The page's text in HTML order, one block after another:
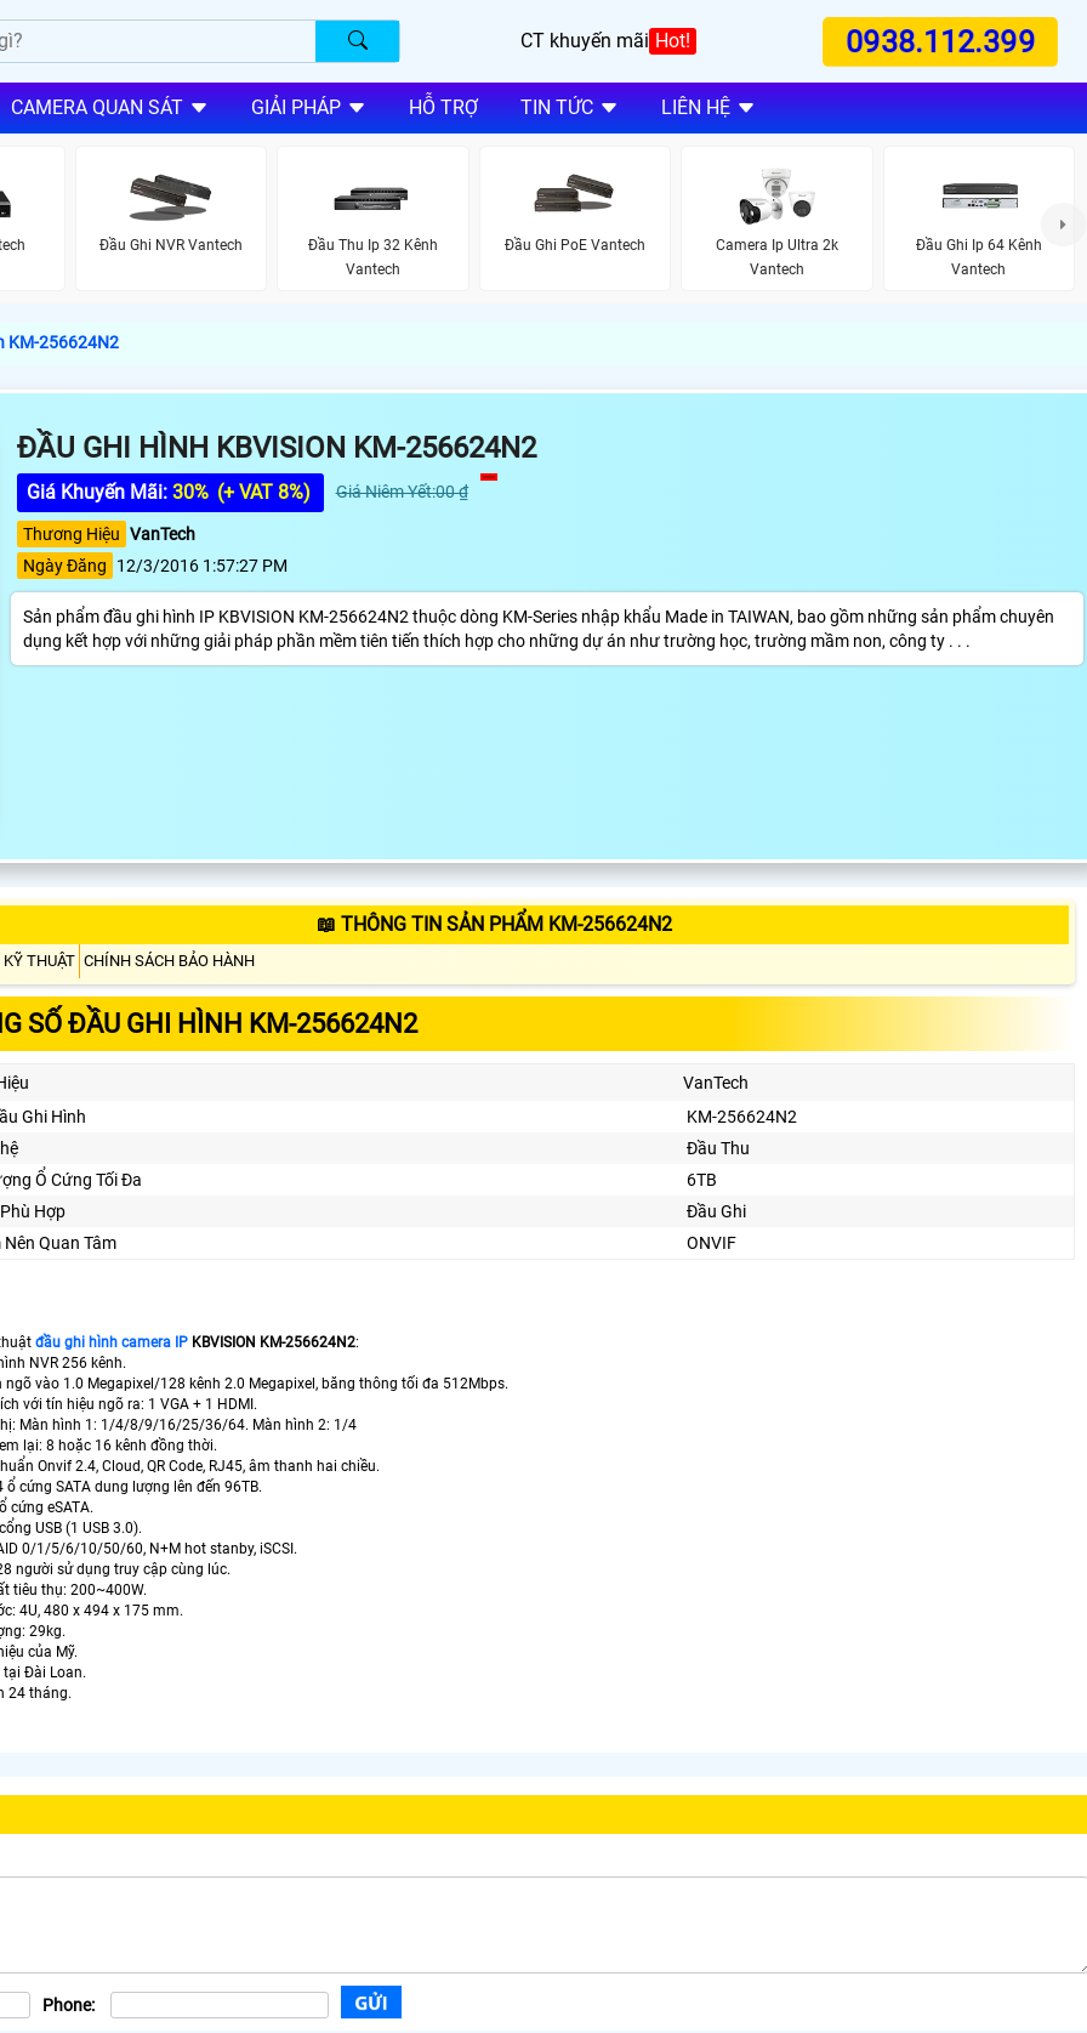
CT khuyến mãi Hot! 0938.112.399
CAMERA QUAN SÁT GIẢI PHÁP HỖ TRỢ TIN TỨC LIÊN HỆ
Đầu Ghi NVR Vantech
Đầu Thu Ip 32 Kênh
Vantech
Đầu Ghi PoE Vantech
Camera Ip Ultra 2k
Vantech
Đầu Ghi Ip 64 Kênh
Vantech
KM-256624N2
ĐẦU GHI HÌNH KBVISION KM-256624N2
Giá Khuyến Mãi: 30% (+ VAT 8%) Giá Niêm Yết:00 ₫
Thương Hiệu VanTech
Ngày Đăng
12/3/2016 1:57:27 PM
Sản phẩm đầu ghi hình IP KBVISION KM-256624N2 thuộc dòng KM-Series nhập khẩu Made in TAIWAN, bao gồm những sản phẩm chuyên
dụng kết hợp với những giải pháp phần mềm tiên tiến thích hợp cho những dự án như trường học, trường mầm non, công ty . . .
📖 THÔNG TIN SẢN PHẨM KM-256624N2
THUẬT CHÍNH SÁCH BẢO HÀNH
SỐ ĐẦU GHI HÌNH KM-256624N2
VanTech
Ghi Hình
KM-256624N2
Đầu Thu
Ổ Cứng Tối Đa
6TB
Hợp
Đầu Ghi
Nên Quan Tâm
ONVIF
đầu ghi hình camera IP KBVISION KM-256624N2:
NVR 256 kênh.
vào 1.0 Megapixel/128 kênh 2.0 Megapixel, băng thông tối đa 512Mbps.
với tín hiệu ngõ ra: 1 VGA + 1 HDMI.
Màn hình 1: 1/4/8/9/16/25/36/64. Màn hình 2: 1/4
lại: 8 hoặc 16 kênh đồng thời.
Onvif 2.4, Cloud, QR Code, RJ45, âm thanh hai chiều.
SATA dung lượng lên đến 96TB.
eSATA.
USB (1 USB 3.0).
0/1/5/6/10/50/60, N+M hot stanby, iSCSI.
sử dụng truy cập cùng lúc.
thụ: 200~400W.
4U, 480 x 494 x 175 mm.
29kg.
của Mỹ.
Đài Loan.
tháng.
Phone: